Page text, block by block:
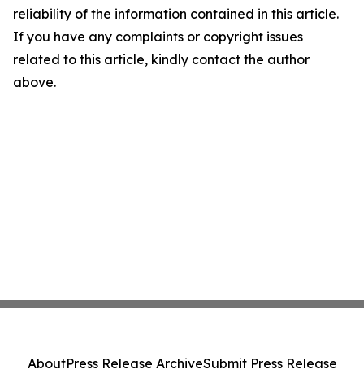
reliability of the information contained in this article.
If you have any complaints or copyright issues
related to this article, kindly contact the author
above.
AboutPress Release ArchiveSubmit Press Release